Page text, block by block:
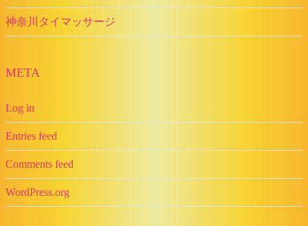
神奈川タイマッサージ
META
Log in
Entries feed
Comments feed
WordPress.org